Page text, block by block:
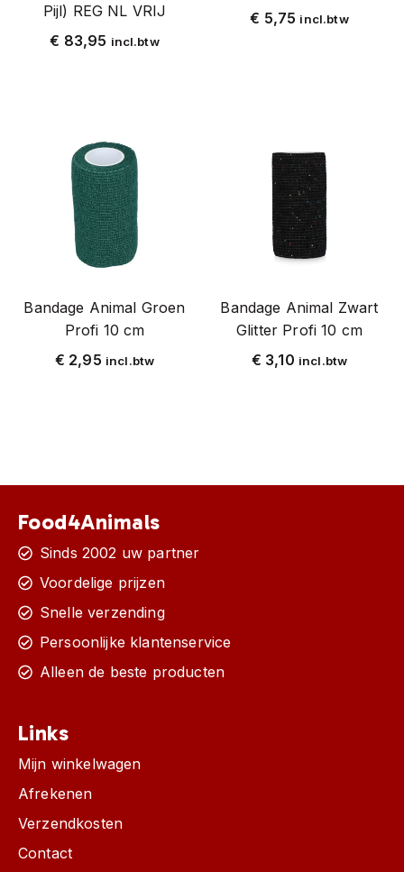
Pijl) REG NL VRIJ
€ 83,95 incl.btw
€ 5,75 incl.btw
Bandage Animal Groen
Profi 10 cm
€ 2,95 incl.btw
Bandage Animal Zwart
Glitter Profi 10 cm
€ 3,10 incl.btw
Food4Animals
Sinds 2002 uw partner
Voordelige prijzen
Snelle verzending
Persoonlijke klantenservice
Alleen de beste producten
Links
Mijn winkelwagen
Afrekenen
Verzendkosten
Contact